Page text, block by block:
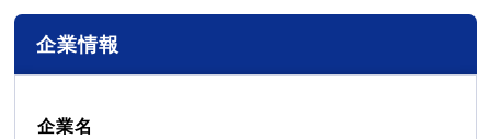
企業情報
企業名